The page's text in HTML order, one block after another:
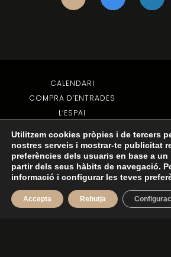
CALENDARI
COMPRA D’ENTRADES
L’ESPAI
TORNA A DALT
© 2022 TOTS ELS DRETS RESERVATS - AVÍS LEGAL-
Utilitzem cookies pròpies i de tercers
nostres serveis i mostrar-te publicitat
preferències dels usuaris en base a
partir dels seus hàbits de navegació.
informació i configurar les teves
Accepta Rebutja